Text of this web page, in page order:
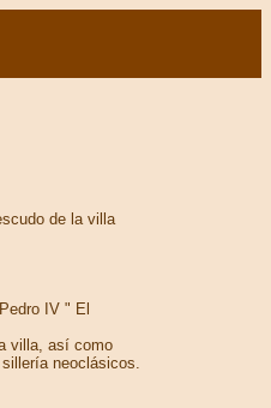
de la villa
IV " El
villa, así como
neoclásicos.